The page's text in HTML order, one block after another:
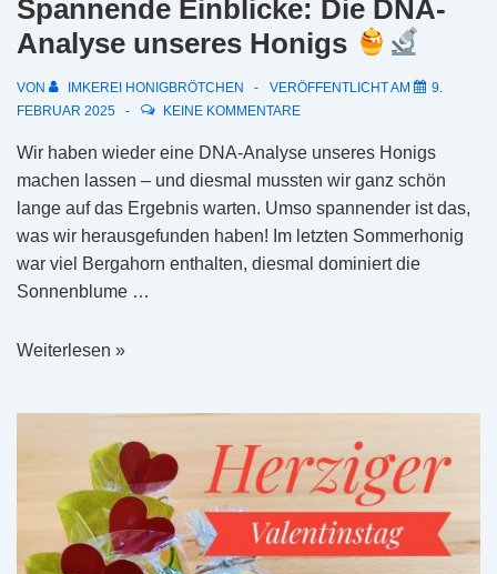
Spannende Einblicke: Die DNA-
Analyse unseres Honigs
VON IMKEREI HONIGBRÖTCHEN VERÖFFENTLICHT AM
9.
FEBRUAR 2025
KEINE KOMMENTARE
Wir haben wieder eine DNA-Analyse unseres Honigs
machen lassen – und diesmal mussten wir ganz schön
lange auf das Ergebnis warten. Umso spannender ist das,
was wir herausgefunden haben! Im letzten Sommerhonig
war viel Bergahorn enthalten, diesmal dominiert die
Sonnenblume …
Spannende
unseres
Honigs
Weiterlesen »